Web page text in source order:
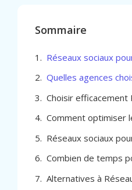
Sommaire